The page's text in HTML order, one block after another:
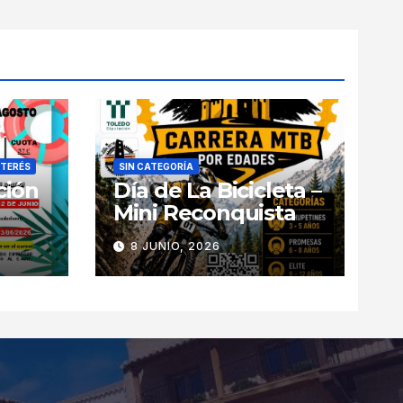
SIN CATEGORÍA
Día de La Bicicleta –
Mini Reconquista
8 JUNIO, 2026